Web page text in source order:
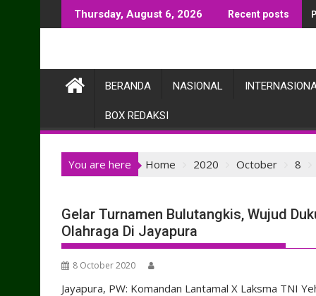
to
Thursday, August 6, 2026 Recent posts
BERANDA NASIONAL
BOX REDAKSI
You are here Home 2020 October 8
Gelar Turnamen Bulutangkis, Wujud
Olahraga Di Jayapura
8 October 2020
Jayapura, PW: Komandan Lantamal X Laksma TNI